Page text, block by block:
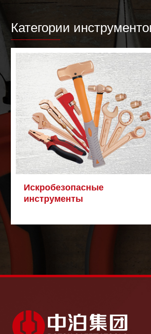
Категории
Искробезопасные
инструменты